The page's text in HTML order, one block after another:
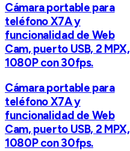
Cámara portable para
teléfono X7A y
funcionalidad de Web
Cam, puerto USB, 2 MPX,
1080P con 30fps.
Cámara portable para
teléfono X7A y
funcionalidad de Web
Cam, puerto USB, 2 MPX,
1080P con 30fps.